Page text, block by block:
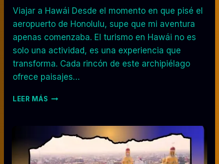
Viajar a Hawái Desde el momento en que pisé el
aeropuerto de Honolulu, supe que mi aventura
apenas comenzaba. El turismo en Hawái no es
solo una actividad, es una experiencia que
transforma. Cada rincón de este archipiélago
ofrece paisajes…
LEER MÁS
I
S
O